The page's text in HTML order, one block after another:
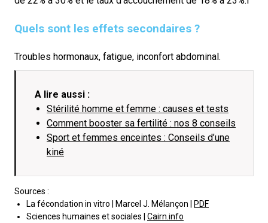
Quels sont les effets secondaires ?
Troubles hormonaux, fatigue, inconfort abdominal.
A lire aussi :
Stérilité homme et femme : causes et tests
Comment booster sa fertilité : nos 8 conseils
Sport et femmes enceintes : Conseils d’une
kiné
Sources :
La fécondation in vitro | Marcel J. Mélançon |
PDF
Sciences humaines et sociales | Cairn.info